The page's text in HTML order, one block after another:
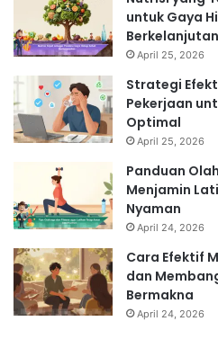
untuk Gaya
Berkelanjutan
April 25, 2026
Strategi
Pekerjaan
Optimal
April 25, 2026
Panduan
Menjamin
Nyaman
April 24, 2026
Cara Efektif
dan
Bermakna
April 24, 2026